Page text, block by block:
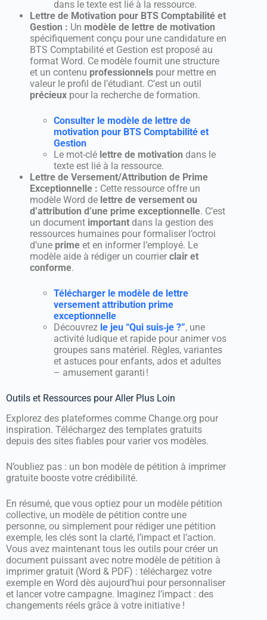
dans le texte est lié à la ressource.
Lettre de Motivation pour BTS Comptabilité et
Gestion : Un modèle de lettre de motivation
spécifiquement conçu pour une candidature en
BTS Comptabilité et Gestion est proposé au
format Word. Ce modèle fournit une structure
et un contenu professionnels pour mettre en
valeur le profil de l’étudiant. C’est un outil
précieux pour la recherche de formation.
Consulter le modèle de lettre de
motivation pour BTS Comptabilité et
Gestion
Le mot-clé lettre de motivation dans le
texte est lié à la ressource.
Lettre de Versement/Attribution de Prime
Exceptionnelle : Cette ressource offre un
modèle Word de lettre de versement ou
d’attribution d’une prime exceptionnelle. C’est
un document important dans la gestion des
ressources humaines pour formaliser l’octroi
d’une prime et en informer l’employé. Le
modèle aide à rédiger un courrier clair et
conforme.
Télécharger le modèle de lettre
versement attribution prime
exceptionnelle
Découvrez le jeu “Qui suis‑je ?”, une
activité ludique et rapide pour animer vos
groupes sans matériel. Règles, variantes
et astuces pour enfants, ados et adultes
– amusement garanti !
Outils et Ressources pour Aller Plus Loin
Explorez des plateformes comme Change.org pour
inspiration. Téléchargez des templates gratuits
depuis des sites fiables pour varier vos modèles.
N’oubliez pas : un bon modèle de pétition à imprimer
gratuite booste votre crédibilité.
En résumé, que vous optiez pour un modèle pétition
collective, un modèle de pétition contre une
personne, ou simplement pour rédiger une pétition
exemple, les clés sont la clarté, l’impact et l’action.
Vous avez maintenant tous les outils pour créer un
document puissant avec notre modèle de pétition à
imprimer gratuit (Word & PDF) : téléchargez votre
exemple en Word dès aujourd’hui pour personnaliser
et lancer votre campagne. Imaginez l’impact : des
changements réels grâce à votre initiative !